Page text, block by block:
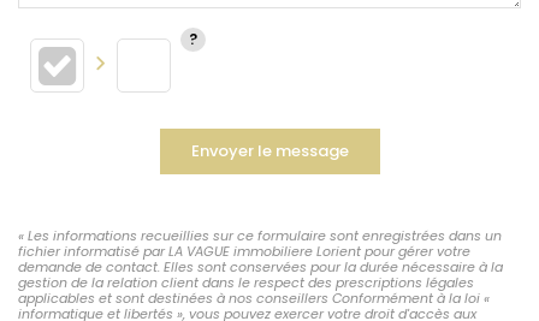
Envoyer le message
« Les informations recueillies sur ce formulaire sont enregistrées dans un
fichier informatisé par LA VAGUE immobiliere Lorient pour gérer votre
demande de contact. Elles sont conservées pour la durée nécessaire à la
gestion de la relation client dans le respect des prescriptions légales
applicables et sont destinées à nos conseillers Conformément à la loi «
informatique et libertés », vous pouvez exercer votre droit d'accès aux